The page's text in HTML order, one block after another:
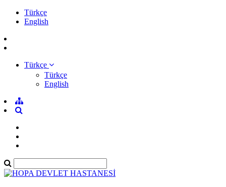
Türkçe
English
Türkçe
Türkçe
English